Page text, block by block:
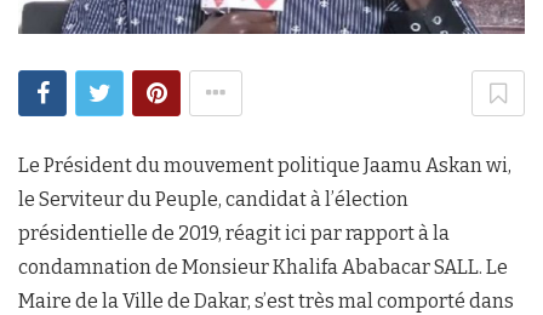
Le Président du mouvement politique Jaamu Askan wi,
le Serviteur du Peuple, candidat à l’élection
présidentielle de 2019, réagit ici par rapport à la
condamnation de Monsieur Khalifa Ababacar SALL. Le
Maire de la Ville de Dakar, s’est très mal comporté dans